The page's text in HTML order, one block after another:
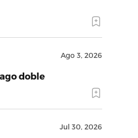
Ago 3, 2026
doble
Jul 30, 2026